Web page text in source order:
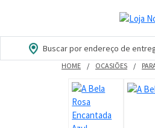
Buscar por endereço de
HOME OCASIÕES